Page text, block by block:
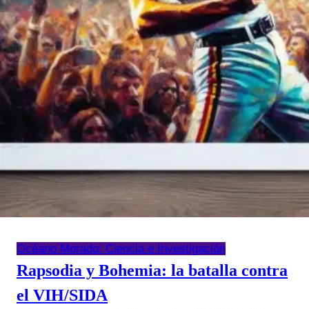
Océano Morado: Ciencia e Investigación
Rapsodia y Bohemia: la batalla contra
el VIH/SIDA